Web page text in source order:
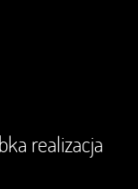
realizacja